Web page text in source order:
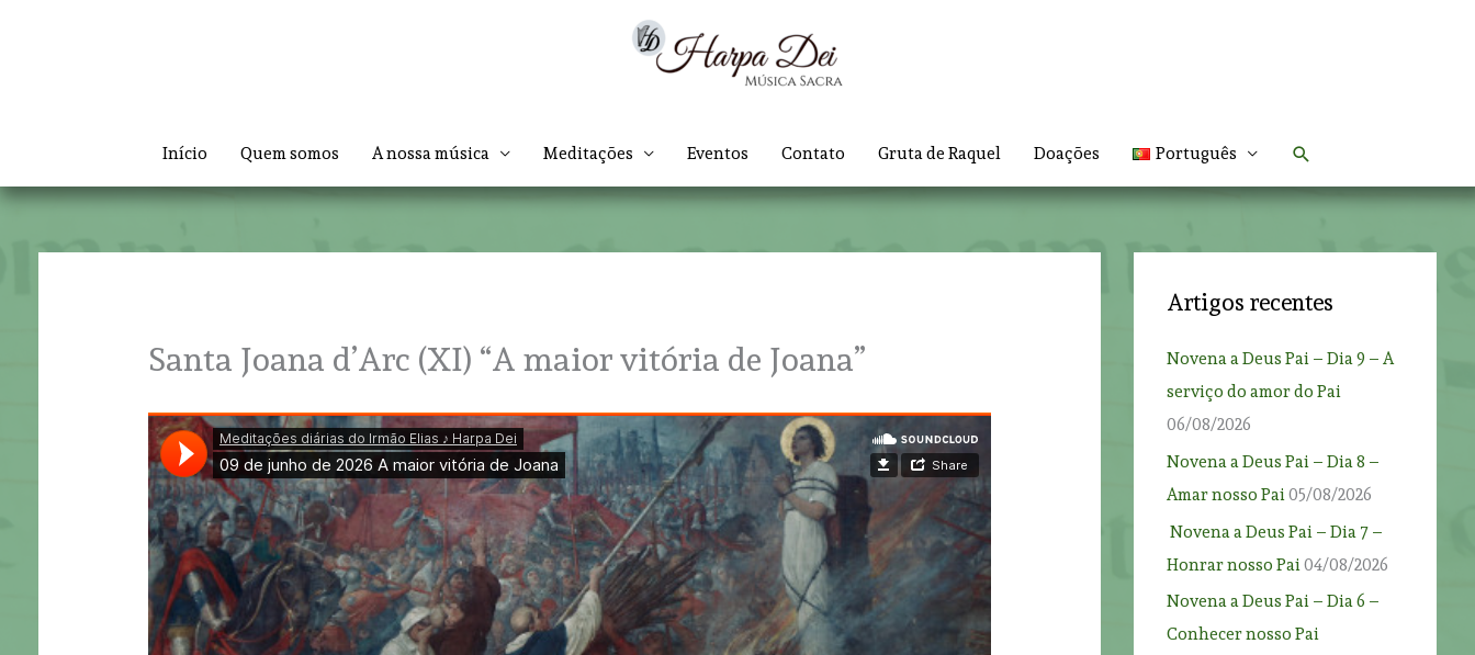
Início Quem somos A nossa música Meditações Eventos Contato Gruta de Raquel Doações Português Search
Santa Joana d’Arc (XI) “A maior vitória de Joana”
Artigos recentes
Novena a Deus Pai – Dia 9 – A
serviço do amor do Pai
06/08/2026
Novena a Deus Pai – Dia 8 –
Amar nosso Pai05/08/2026
Novena a Deus Pai – Dia 7 –
Honrar nosso Pai 04/08/2026
Novena a Deus Pai – Dia 6 –
Conhecer nosso Pai